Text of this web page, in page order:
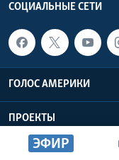
ЭФИР
СОЦИАЛЬНЫЕ СЕТИ
ГОЛОС АМЕРИКИ
ПРОЕКТЫ